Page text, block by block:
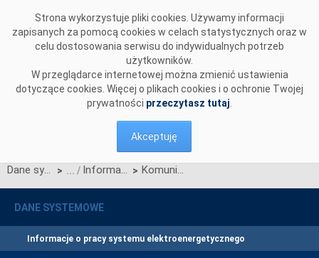
Strona wykorzystuje pliki cookies. Używamy informacji
zapisanych za pomocą cookies w celach statystycznych oraz w
celu dostosowania serwisu do indywidualnych potrzeb
użytkowników.
W przeglądarce internetowej można zmienić ustawienia
dotyczące cookies. Więcej o plikach cookies i o ochronie Twojej
prywatności przeczytasz tutaj
Akceptuję
Dane systemowe > Informacje o pracy systemu elektroenergetycznego > Komunikat o nierynkowym redysponowaniu jednostek wytwórczych w KSE w dn. 10.03.2024 - aktualizacja
DANE SYSTEMOWE
Informacje o pracy systemu elektroenergetycznego